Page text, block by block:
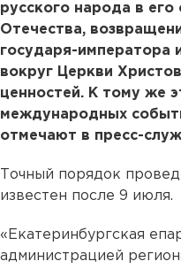
русского народа в
Отечества,
государя-императора
вокруг Церкви
ценностей. К тому же
международных
отмечают в пресс-
Точный порядок
известен после 9 июля.
«Екатеринбургская
администрацией